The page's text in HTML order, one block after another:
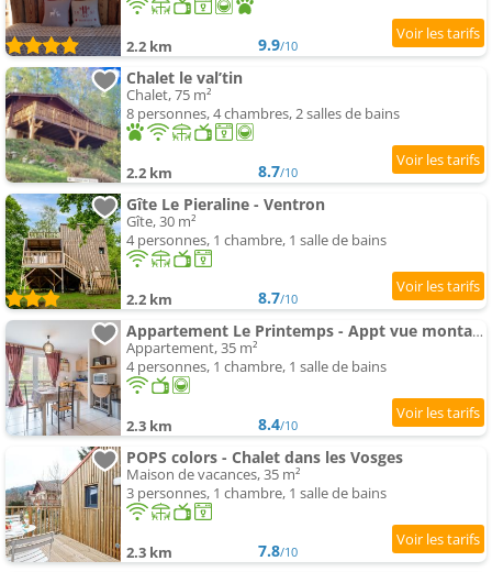
2.2 km 9.9/10
Chalet le val’tin
Chalet, 75 m²
8 personnes, 4 chambres, 2 salles de bains
2.2 km 8.7/10
Gîte Le Pieraline - Ventron
Gîte, 30 m²
4 personnes, 1 chambre, 1 salle de bains
2.2 km 8.7/10
Appartement Le Printemps - Appt vue montagne avec terrasse
Appartement, 35 m²
4 personnes, 1 chambre, 1 salle de bains
2.3 km 8.4/10
POPS colors - Chalet dans les Vosges
Maison de vacances, 35 m²
3 personnes, 1 chambre, 1 salle de bains
2.3 km 7.8/10